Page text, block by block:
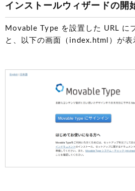
インストールウィザードの開
Movable Type を設置した URL に
と、以下の画面（index.html）が表